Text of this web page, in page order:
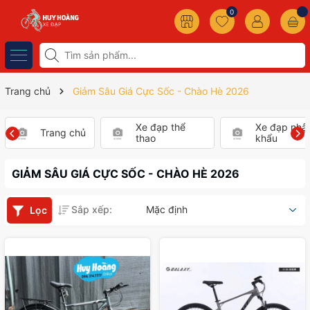
0
Trang chủ Giảm Sâu Giá Cực Sốc - Chào Hè 2026
Trang chủ
Xe đạp thể
thao
Xe đạp
khẩu
GIẢM SÂU GIÁ CỰC SỐC - CHÀO HÈ 2026
Lọc Sắp xếp: Mặc định